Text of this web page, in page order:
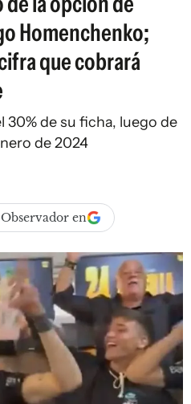
Homenchenko;
que cobrará
de su ficha, luego de
de 2024
en